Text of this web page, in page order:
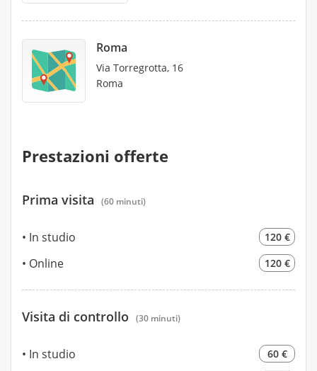
Roma
Via Torregrotta, 16
Roma
Prestazioni offerte
Prima visita (60 minuti)
In studio 120 €
Online 120 €
Visita di controllo (30 minuti)
In studio 60 €